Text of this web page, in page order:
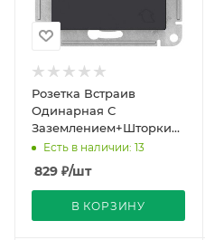
Розетка Встраив
Одинарная С
Карбон IP20 16А 250В
ATLASDESIGN Schneider
El
Есть в наличии: 13
829 ₽/шт
В КОРЗИНУ